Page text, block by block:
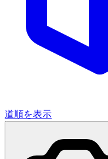
道順を表示